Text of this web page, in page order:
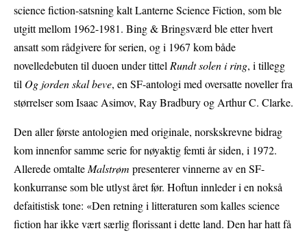
science fiction-satsning kalt Lanterne Science Fiction, som ble
utgitt mellom 1962-1981. Bing & Bringsværd ble etter hvert
ansatt som rådgivere for serien, og i 1967 kom både
novelledebuten til duoen under tittelRundt solen i ring, i tillegg
til Og jorden skal beve, en SF-antologi med oversatte noveller fra
størrelser som Isaac Asimov, Ray Bradbury og Arthur C. Clarke.
Den aller første antologien med originale, norskskrevne bidrag
kom innenfor samme serie for nøyaktig femti år siden, i 1972.
Allerede omtalteMalstrøm presenterer vinnerne av en SF-
konkurranse som ble utlyst året før. Hoftun innleder i en nokså
defaitistisk tone: «Den retning i litteraturen som kalles science
fiction har ikke vært særlig florissant i dette land. Den har hatt få